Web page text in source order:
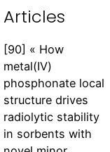
Articles
[90] « How
metal(IV)
phosphonate local
structure drives
radiolytic stability
in sorbents with